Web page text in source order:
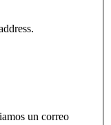
un correo